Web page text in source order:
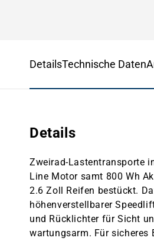
DetailsTechnische Daten
Details
Zweirad-Lastentransporte
Line Motor samt 800 Wh
2.6 Zoll Reifen bestückt.
höhenverstellbarer
und Rücklichter für Sicht
wartungsarm. Für sicheres